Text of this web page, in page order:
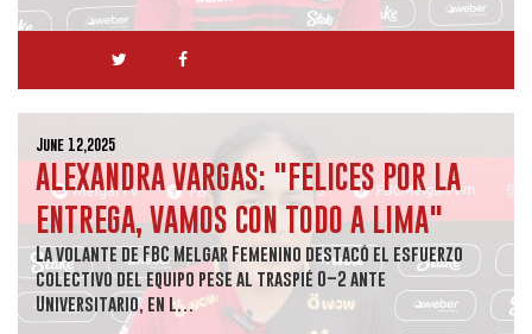
June 12,2025
ALEXANDRA VARGAS: "FELICES POR LA
ENTREGA, VAMOS CON TODO A LIMA"
La volante de FBC Melgar Femenino destacó el esfuerzo
colectivo del equipo pese al traspié 0–2 ante
Universitario, en l…